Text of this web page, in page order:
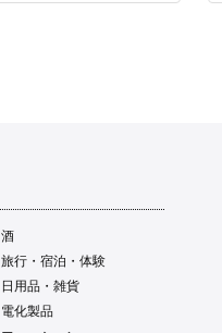
酒
旅行・宿泊・体験
日用品・雑貨
電化製品